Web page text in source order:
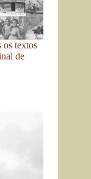
os textos
de